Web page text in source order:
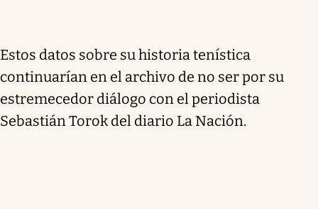
Estos datos sobre su historia tenística
continuarían en el archivo de no ser por su
estremecedor diálogo con el periodista
Sebastián Torok del diario La Nación.